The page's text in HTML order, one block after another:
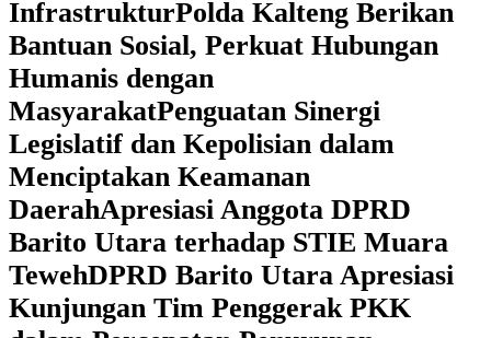
InfrastrukturPolda Kalteng Berikan
Bantuan Sosial, Perkuat Hubungan
Humanis dengan
MasyarakatPenguatan Sinergi
Legislatif dan Kepolisian dalam
Menciptakan Keamanan
DaerahApresiasi Anggota DPRD
Barito Utara terhadap STIE Muara
TewehDPRD Barito Utara Apresiasi
Kunjungan Tim Penggerak PKK